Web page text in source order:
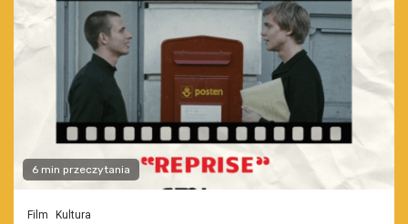
6 min przeczytania
Film Kultura